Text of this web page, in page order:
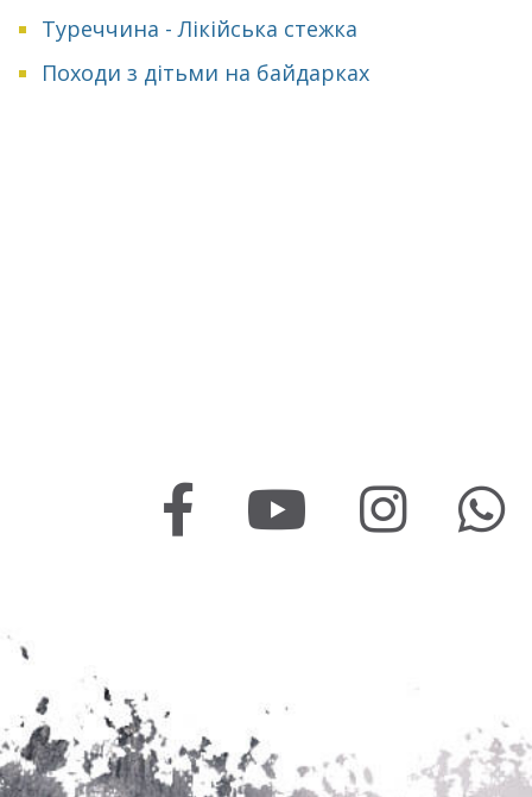
Туреччина - Лікійська стежка
Походи з дітьми на байдарках